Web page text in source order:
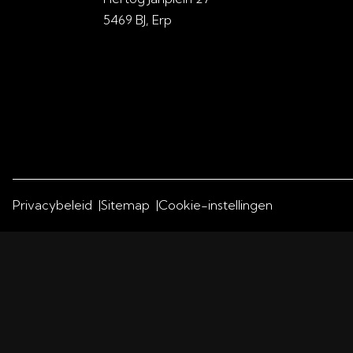
5469 BJ, Erp
Privacybeleid Sitemap Cookie-instellingen